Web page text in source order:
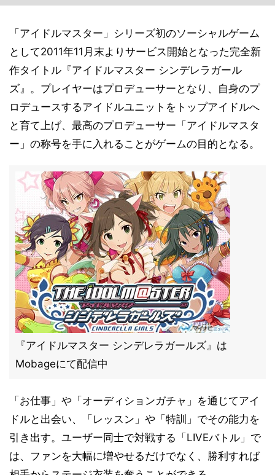
「アイドルマスター」シリーズ初のソーシャルゲーム
として2011年11月末よりサービス開始となった完全新
作タイトル『アイドルマスター シンデレラガール
ズ』。プレイヤーはプロデューサーとなり、自身のプ
ロデュースするアイドルユニットをトップアイドルへ
と育て上げ、最高のプロデューサー「アイドルマスタ
ー」の称号を手に入れることがゲームの目的となる。
『アイドルマスター シンデレラガールズ』は
Mobageにて配信中
「お仕事」や「オーディションガチャ」を通じてアイ
ドルと出会い、「レッスン」や「特訓」でその能力を
引き出す。ユーザー同士で対戦する「LIVEバトル」で
は、ファンを大幅に増やせるだけでなく、勝利すれば